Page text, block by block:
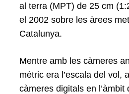
al terra (MPT) de 25 cm
el 2002 sobre les àrees
Catalunya.
Mentre amb les càmeres
mètric era l’escala del vol,
càmeres digitals en l’àmbit